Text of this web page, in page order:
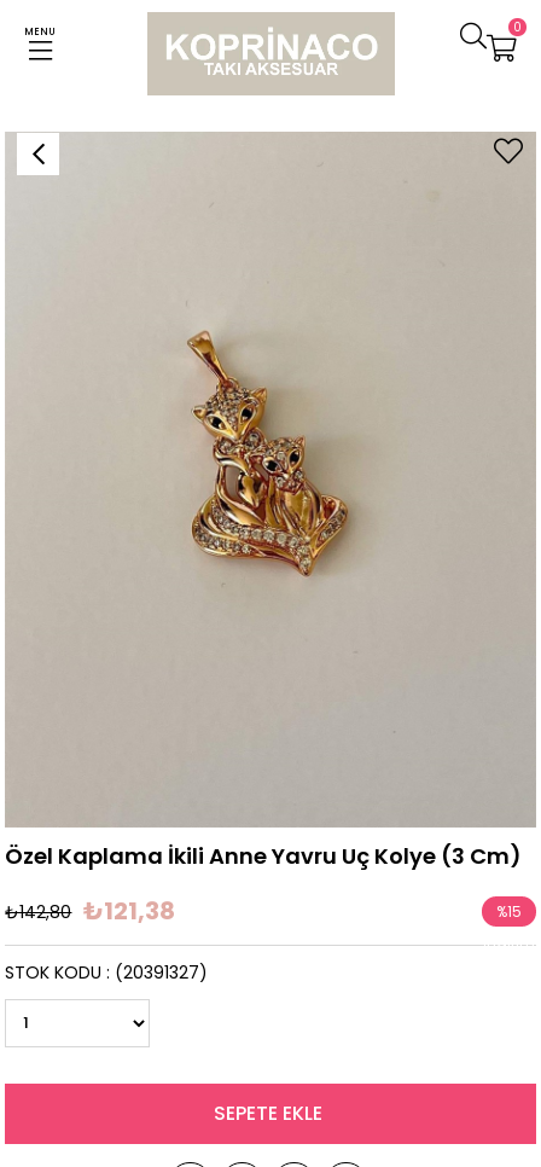
MENU 0
Kolyeler Özel Kaplama İkili Anne Yavru Uç Kolye (3 Cm)
Özel Kaplama İkili Anne Yavru Uç Kolye (3 Cm)
₺142,80 ₺121,38 %15
İndirim
(20391327)
STOK KODU